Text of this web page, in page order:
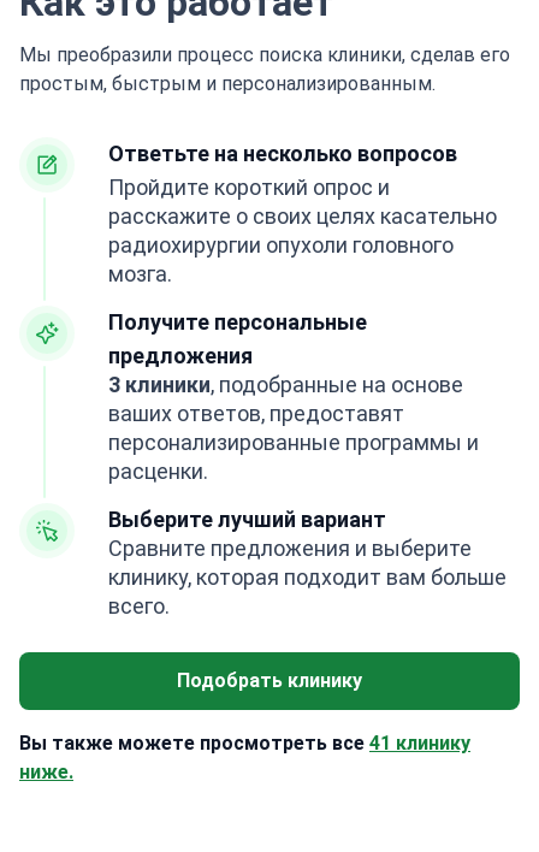
Мы преобразили процесс поиска клиники, сделав его
простым, быстрым и персонализированным.
Ответьте на несколько вопросов
Пройдите короткий опрос и
расскажите о своих целях касательно
радиохирургии опухоли головного
мозга.
Получите персональные
предложения
3 клиники, подобранные на основе
ваших ответов, предоставят
персонализированные программы и
расценки.
Выберите лучший вариант
Сравните предложения и выберите
клинику, которая подходит вам больше
всего.
Подобрать клинику
Вы также можете просмотреть все 41 клинику
ниже.